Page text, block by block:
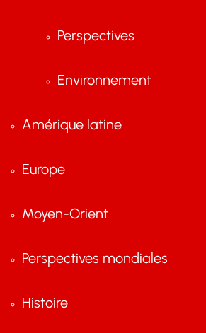
Perspectives
Environnement
Amérique latine
Europe
Moyen-Orient
Perspectives mondiales
Histoire